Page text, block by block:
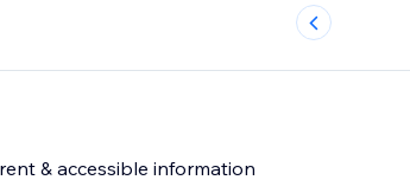
& accessible information